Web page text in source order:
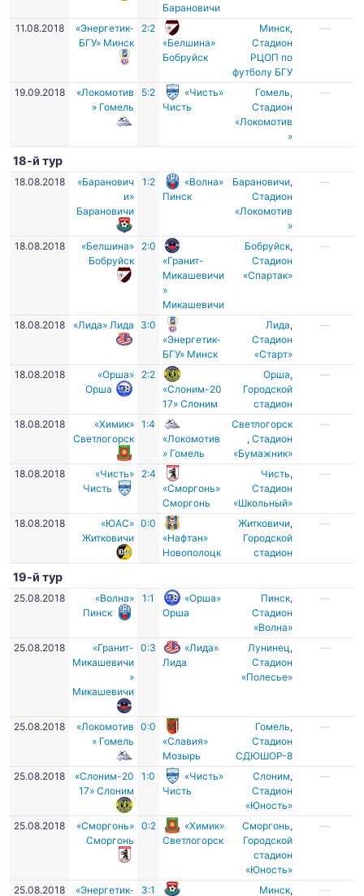
Барановичи
11.08.2018
«Энергетик-
БГУ» Минск
2:2
«Белшина»
Бобруйск
Минск,
Стадион
РЦОП по
футболу БГУ
—
19.09.2018
«Локомотив
» Гомель
5:2
«Чисть»
Чисть
Гомель,
Стадион
«Локомотив
»
—
18-й тур
18.08.2018
«Баранович
и»
Барановичи
1:2
«Волна»
Пинск
Барановичи,
Стадион
«Локомотив
»
—
18.08.2018
«Белшина»
Бобруйск
2:0
«Гранит-
Микашевичи
»
Микашевичи
Бобруйск,
Стадион
«Спартак»
—
18.08.2018 «Лида» Лида
3:0
«Энергетик-
БГУ» Минск
Лида,
Стадион
«Старт»
—
18.08.2018
«Орша»
Орша
2:2
«Слоним-20
17» Слоним
Орша,
Городской
стадион
—
18.08.2018
«Химик»
Светлогорск
1:4
«Локомотив
» Гомель
Светлогорск
,Стадион
«Бумажник»
—
18.08.2018
«Чисть»
Чисть
2:4
«Сморгонь»
Сморгонь
Чисть,
Стадион
«Школьный»
—
18.08.2018
«ЮАС»
Житковичи
0:0
«Нафтан»
Новополоцк
Житковичи,
Городской
стадион
—
19-й тур
25.08.2018
«Волна»
Пинск
1:1
«Орша»
Орша
Пинск,
Стадион
«Волна»
—
25.08.2018
«Гранит-
Микашевичи
»
Микашевичи
0:3
«Лида»
Лида
Лунинец ,
Стадион
«Полесье»
—
25.08.2018
«Локомотив
» Гомель
0:0
«Славия»
Мозырь
Гомель,
Стадион
СДЮШОР-8
—
25.08.2018
«Слоним-20
17» Слоним
1:0
«Чисть»
Чисть
Слоним,
Стадион
«Юность»
—
25.08.2018
«Сморгонь»
Сморгонь
0:2
«Химик»
Светлогорск
Сморгонь,
Городской
стадион
«Юность»
—
25.08.2018 «Энергетик- 3:1 Минск, —